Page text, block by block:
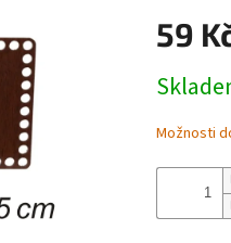
59
cena:
Možnosti